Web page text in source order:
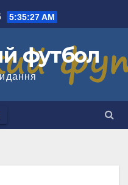
5:35:28 AM
футбол